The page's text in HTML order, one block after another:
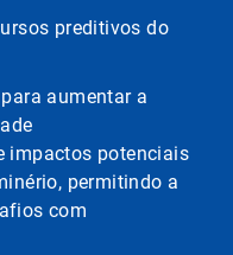
preditivos do
para aumentar a
impactos potenciais
permitindo a
com